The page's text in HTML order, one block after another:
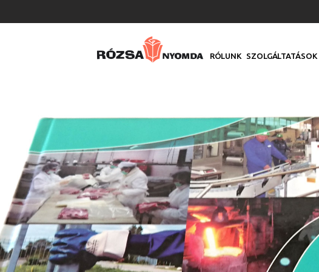
RÓLUNK SZOLGÁLTATÁSOK